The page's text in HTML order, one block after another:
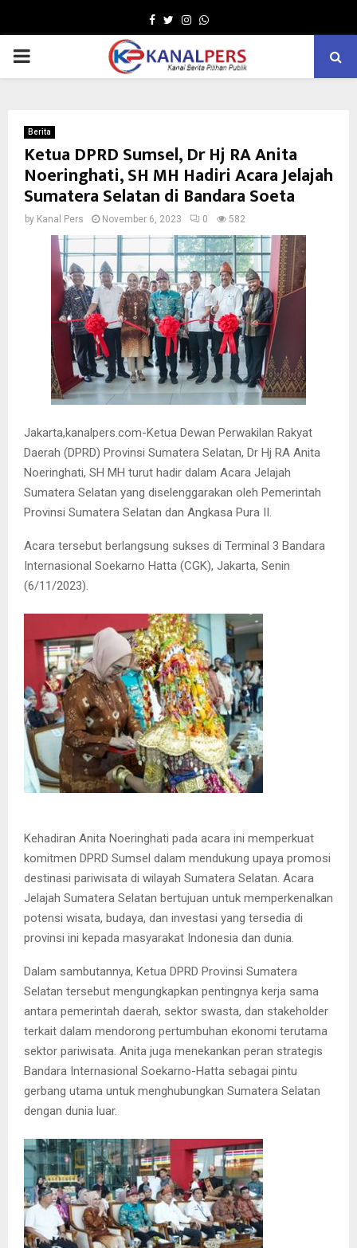
Facebook
TwitterInstagram
Whatsapp
PRIMARY
Berita
Ketua DPRD Sumsel, Dr Hj RA Anita
Noeringhati, SH MH Hadiri Acara Jelajah
Sumatera Selatan di Bandara Soeta
by Kanal Pers November 6, 2023 0 582
Jakarta,kanalpers.com-Ketua Dewan Perwakilan Rakyat
Daerah (DPRD) Provinsi Sumatera Selatan, Dr Hj RA Anita
Noeringhati, SH MH turut hadir dalam Acara Jelajah
Sumatera Selatan yang diselenggarakan oleh Pemerintah
Provinsi Sumatera Selatan dan Angkasa Pura II.
Acara tersebut berlangsung sukses di Terminal 3 Bandara
Internasional Soekarno Hatta (CGK), Jakarta, Senin
(6/11/2023).
Kehadiran Anita Noeringhati pada acara ini memperkuat
komitmen DPRD Sumsel dalam mendukung upaya promosi
destinasi pariwisata di wilayah Sumatera Selatan. Acara
Jelajah Sumatera Selatan bertujuan untuk memperkenalkan
potensi wisata, budaya, dan investasi yang tersedia di
provinsi ini kepada masyarakat Indonesia dan dunia.
Dalam sambutannya, Ketua DPRD Provinsi Sumatera
Selatan tersebut mengungkapkan pentingnya kerja sama
antara pemerintah daerah, sektor swasta, dan stakeholder
terkait dalam mendorong pertumbuhan ekonomi terutama
sektor pariwisata. Anita juga menekankan peran strategis
Bandara Internasional Soekarno-Hatta sebagai pintu
gerbang utama untuk menghubungkan Sumatera Selatan
dengan dunia luar.